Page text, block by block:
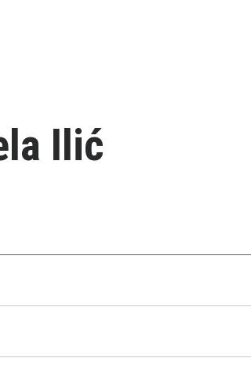
Ilić